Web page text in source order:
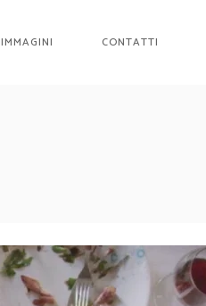
IMMAGINI CONTATTI